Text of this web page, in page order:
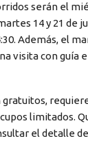
serán el
14 y 21 de
Además, el
visita con guía
gratuitos,
limitados.
el detalle